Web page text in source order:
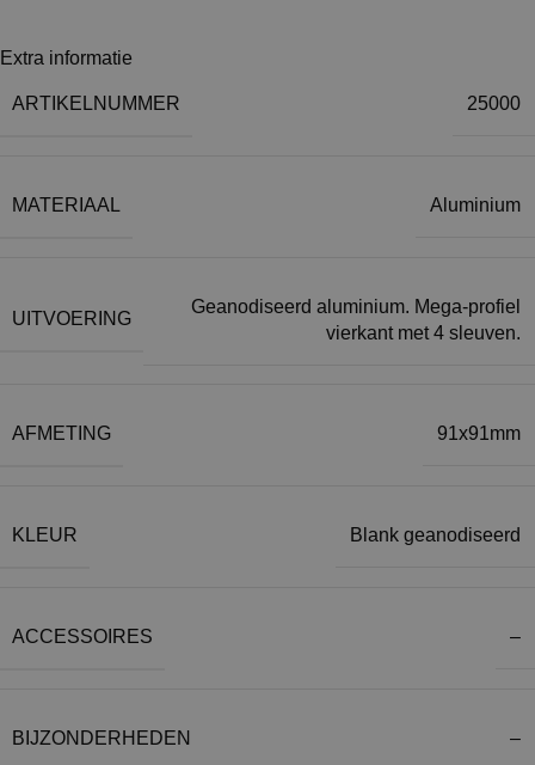
Extra informatie
ARTIKELNUMMER 25000
MATERIAAL Aluminium
UITVOERING
Geanodiseerd aluminium. Mega-profiel
vierkant met 4 sleuven.
AFMETING 91x91mm
KLEUR Blank geanodiseerd
ACCESSOIRES –
BIJZONDERHEDEN –